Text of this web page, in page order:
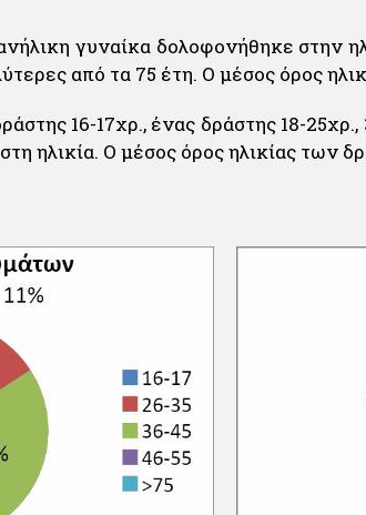
γυναίκα δολοφονήθηκε στην
από τα 75 έτη. Ο μέσος όρος
16-17χρ., ένας δράστης 18-
ηλικία. Ο μέσος όρος ηλικίας των